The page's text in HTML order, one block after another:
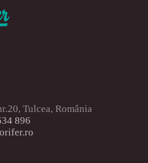
Tulcea, România
896